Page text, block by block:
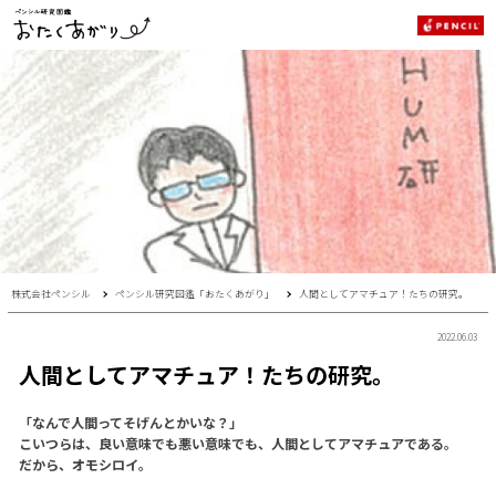
株式会社ペンシル ペンシル研究図鑑「おたくあがり」 人間としてアマチュア！たちの研究。
2022.06.03
人間としてアマチュア！たちの研究。
「なんで人間ってそげんとかいな？」
こいつらは、良い意味でも悪い意味でも、人間としてアマチュアである。
だから、オモシロイ。